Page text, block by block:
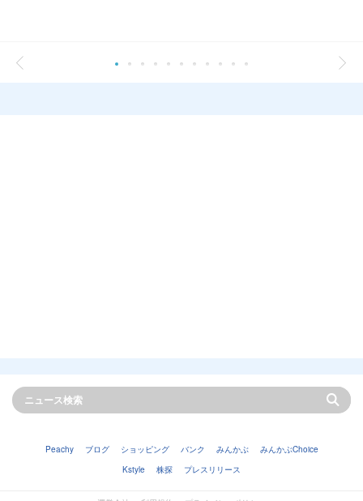
Peachy ブログ ショッピング バンク みんかぶ
みんかぶChoice
Kstyle
株探 プレスリリース